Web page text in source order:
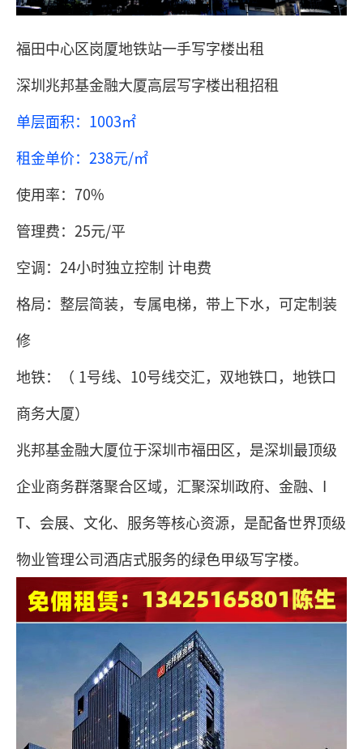
福田中心区岗厦地铁站一手写字楼出租
深圳兆邦基金融大厦高层写字楼出租招租
单层面积：1003㎡
租金单价：238元/㎡
使用率：70%
管理费：25元/平
空调：24小时独立控制 计电费
格局：整层简装，专属电梯，带上下水，可定制装
修
地铁：（ 1号线、10号线交汇，双地铁口，地铁口
商务大厦）
兆邦基金融大厦位于深圳市福田区，是深圳最顶级
企业商务群落聚合区域，汇聚深圳政府、金融、I
T、会展、文化、服务等核心资源，是配备世界顶级
物业管理公司酒店式服务的绿色甲级写字楼。